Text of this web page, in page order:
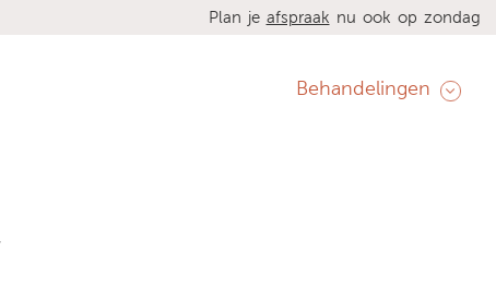
Plan je afspraak nu ook op zondag
Behandelingen